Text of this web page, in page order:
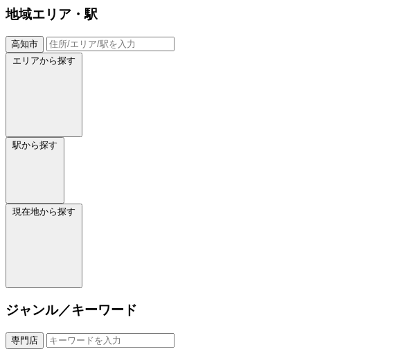
地域エリア・駅
高知市
エリアから探す
駅から探す
現在地から探す
ジャンル／キーワード
専門店